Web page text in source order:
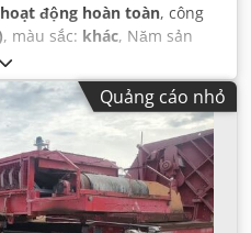
hoạt động hoàn toàn, công
, màu sắc: khác, Năm sản
Quảng cáo nhỏ